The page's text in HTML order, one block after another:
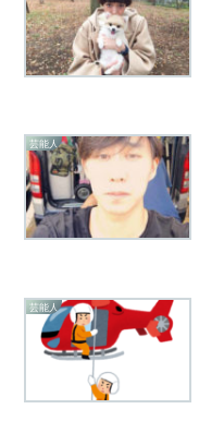
芸能人
芸能人